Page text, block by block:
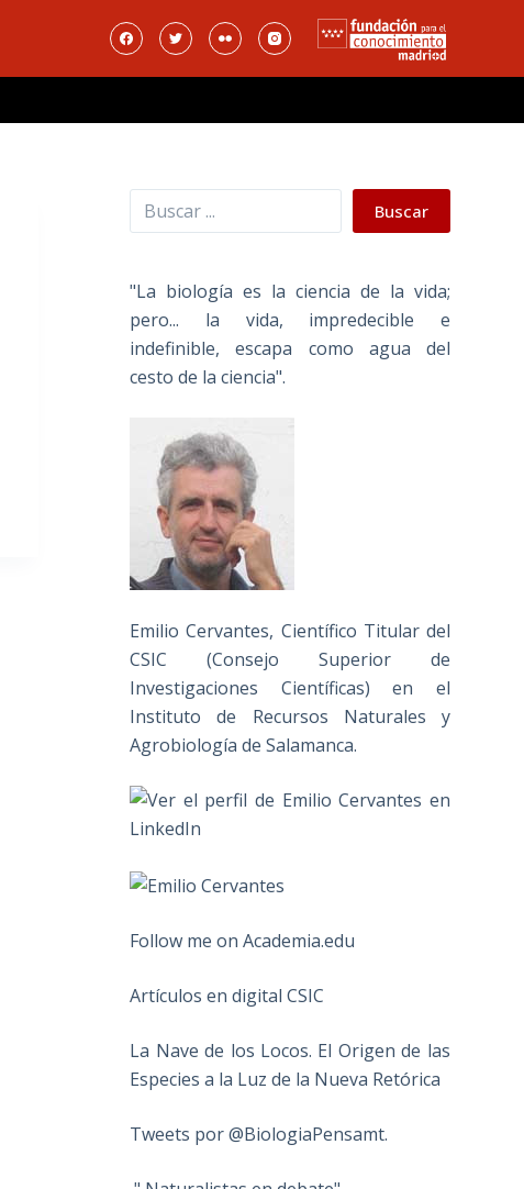
Buscar Buscar
"La biología es la ciencia de la vida;
pero... la vida, impredecible e
indefinible, escapa como agua del
cesto de la ciencia".
Emilio Cervantes, Científico Titular del
CSIC (Consejo Superior de
Investigaciones Científicas) en el
Instituto de Recursos Naturales y
Agrobiología de Salamanca.
Follow me on Academia.edu
Artículos en digital CSIC
La Nave de los Locos. El Origen de las
Especies a la Luz de la Nueva Retórica
Tweets por @BiologiaPensamt.